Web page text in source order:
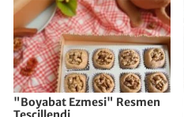
"Boyabat Ezmesi" Resmen